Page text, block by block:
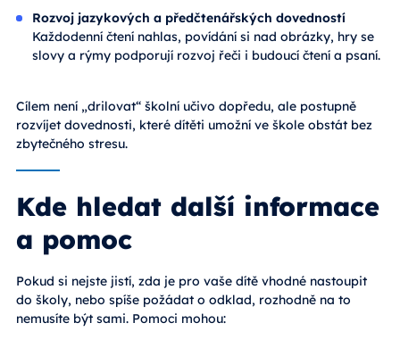
Rozvoj jazykových a předčtenářských dovedností
Každodenní čtení nahlas, povídání si nad obrázky, hry se
slovy a rýmy podporují rozvoj řeči i budoucí čtení a psaní.
Cílem není „drilovat“ školní učivo dopředu, ale postupně
rozvíjet dovednosti, které dítěti umožní ve škole obstát bez
zbytečného stresu.
Kde hledat další informace
a pomoc
Pokud si nejste jistí, zda je pro vaše dítě vhodné nastoupit
do školy, nebo spíše požádat o odklad, rozhodně na to
nemusíte být sami. Pomoci mohou: